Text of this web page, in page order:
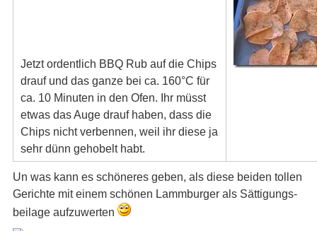
Jetzt ordentlich BBQ Rub auf die Chips
drauf und das ganze bei ca. 160°C für
ca. 10 Minuten in den Ofen. Ihr müsst
etwas das Auge drauf haben, dass die
Chips nicht verbennen, weil ihr diese ja
sehr dünn gehobelt habt.
Un was kann es schöneres geben, als diese beiden tollen
Gerichte mit einem schönen Lammburger als Sättigungs-
beilage aufzuwerten